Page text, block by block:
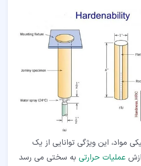
مواد، این ویژگی توانایی از یک
عملیات حرارتی به سختی می رسد